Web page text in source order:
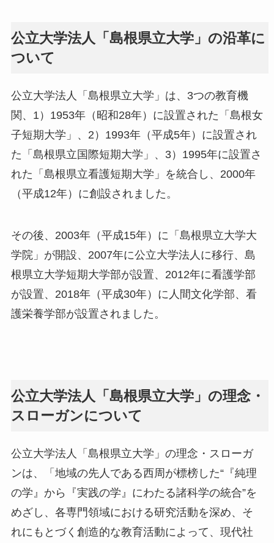
公立大学法人「島根県立大学」の沿革に
ついて
公立大学法人「島根県立大学」は、3つの教育機
関、1）1953年（昭和28年）に設置された「島根女
子短期大学」、2）1993年（平成5年）に設置され
た「島根県立国際短期大学」、3）1995年に設置さ
れた「島根県立看護短期大学」を統合し、2000年
（平成12年）に創設されました。
その後、2003年（平成15年）に「島根県立大学大
学院」が開設、2007年に公立大学法人に移行、島
根県立大学短期大学部が設置、2012年に看護学部
が設置、2018年（平成30年）に人間文化学部、看
護栄養学部が設置されました。
公立大学法人「島根県立大学」の理念・
スローガンについて
公立大学法人「島根県立大学」の理念・スローガ
ンは、「地域の先人である西周が標榜した“『純理
の学』から『実践の学』にわたる諸科学の統合”を
めざし、各専門領域における研究活動を深め、そ
れにもとづく創造的な教育活動によって、現代社